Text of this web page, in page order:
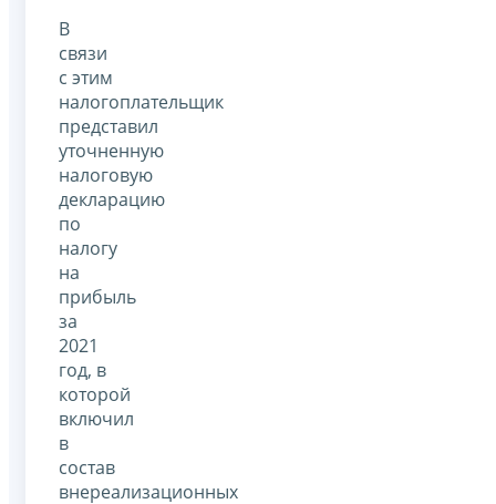
В
связи
с этим
налогоплательщик
представил
уточненную
налоговую
декларацию
по
налогу
на
прибыль
за
2021
год, в
которой
включил
в
состав
внереализационных